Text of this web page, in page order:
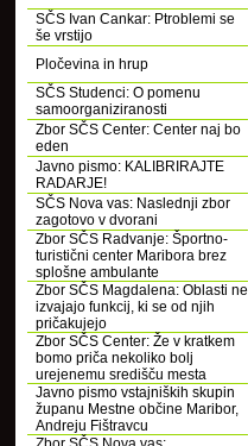
SČS Ivan Cankar: Ptroblemi se
še vrstijo
Pločevina in hrup
SČS Studenci: O pomenu
samoorganiziranosti
Zbor SČS Center: Center naj bo
eden
Javno pismo: KALIBRIRAJTE
RADARJE!
SČS Nova vas: Naslednji zbor
zagotovo v dvorani
Zbor SČS Radvanje: Športno-
turistični center Maribora brez
splošne ambulante
Zbor SČS Magdalena: Oblasti ne
izvajajo funkcij, ki se od njih
pričakujejo
Zbor SČS Center: Že v kratkem
bomo priča nekoliko bolj
urejenemu središču mesta
Javno pismo vstajniških skupin
županu Mestne občine Maribor,
Andreju Fištravcu